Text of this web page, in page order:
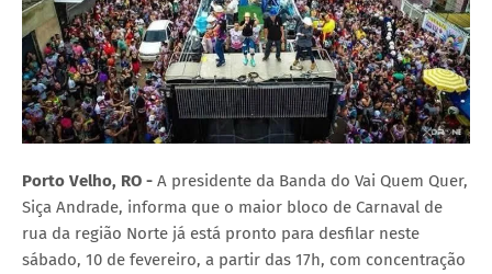
Porto Velho, RO - A presidente da Banda do Vai Quem Quer,
Siça Andrade, informa que o maior bloco de Carnaval de
rua da região Norte já está pronto para desfilar neste
sábado, 10 de fevereiro, a partir das 17h, com concentração